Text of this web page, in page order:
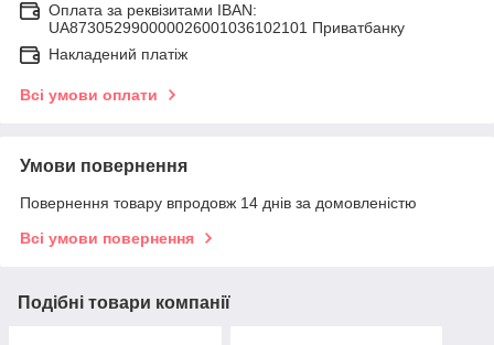
Оплата за реквізитами IBAN:
UA873052990000026001036102101 Приватбанку
Накладений платіж
Всі умови оплати
Умови повернення
Повернення товару впродовж 14 днів за домовленістю
Всі умови повернення
Подібні товари компанії